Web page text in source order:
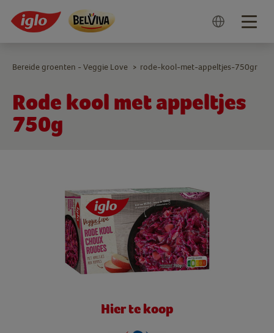
Rode kool met appeltjes
750g
Bereide groenten - Veggie Love > rode-kool-met-appeltjes-750gr
Hier te koop